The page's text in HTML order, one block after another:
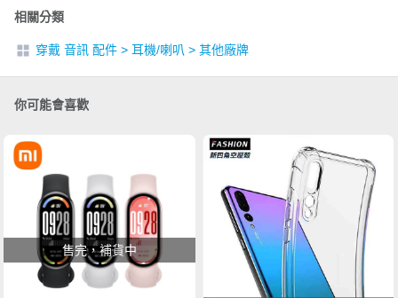
相關分類
穿戴 音訊 配件 > 耳機/喇叭 > 其他廠牌
你可能會喜歡
售完，補貨中